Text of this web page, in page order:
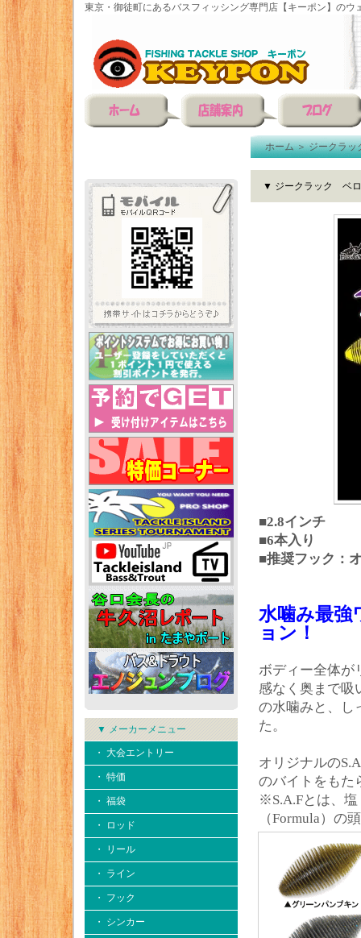
東京・御徒町にあるバスフィッシング専門店【キーポン】のウ
▼ メーカーメニュー
・ 大会エントリー
・ 特価
・ 福袋
・ ロッド
・ リール
・ ライン
・ フック
・ シンカー
ホーム＞ジークラッ
▼ ジークラック ベロ
■2.8インチ
■6本入り
■推奨フック：
水噛み最強
ョン！
ボディー全体が
感なく奥まで吸
の水噛みと、し
た。
オリジナルの
のバイトをもた
※S.A.Fとは、
（Formula）の